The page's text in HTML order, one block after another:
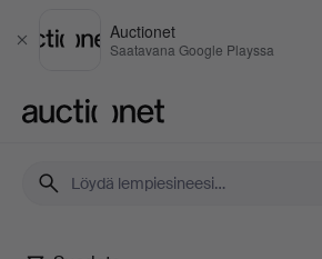
Sulje
Auctionet
Saatavana Google Playssa